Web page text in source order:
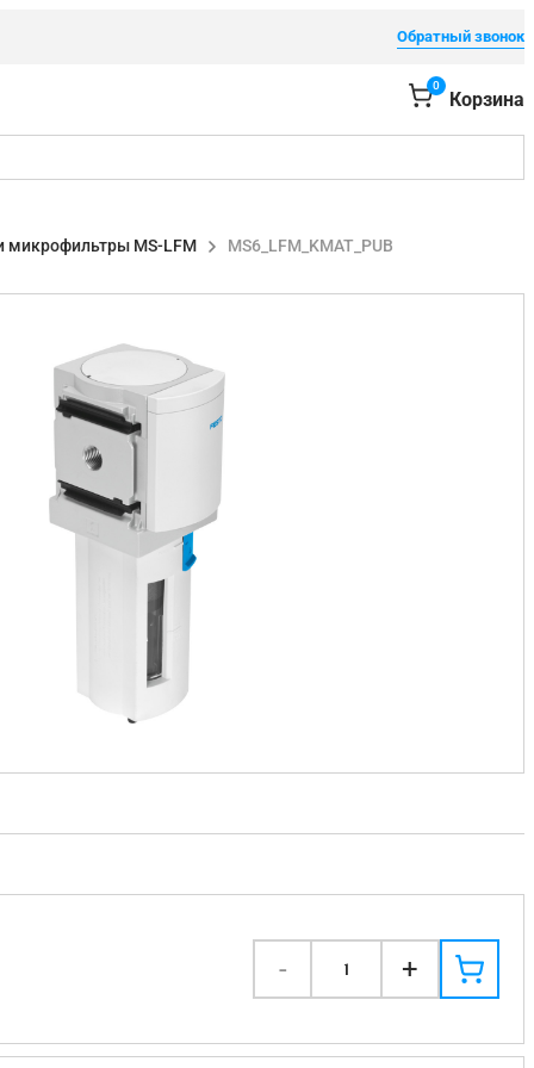
Обратный звонок
0
Корзина
микрофильтры MS-LFM MS6_LFM_KMAT_PUB
- 1 +